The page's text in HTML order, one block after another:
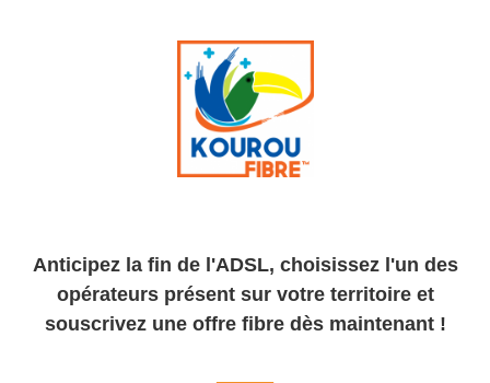
Anticipez la fin de l'ADSL, choisissez l'un des
opérateurs présent sur votre territoire et
souscrivez une offre fibre dès maintenant !